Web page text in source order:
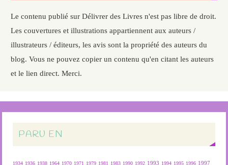
Le contenu publié sur Délivrer des Livres n'est pas libre de droit.
Les couvertures et illustrations appartiennent aux auteurs /
illustrateurs / éditeurs, les avis sont la propriété des auteurs du
blog. Vous ne pouvez copier un contenu qu'en citant les auteurs
et le lien direct. Merci.
PARU EN
1934 1936 1938 1964 1970 1971 1979 1981 1983 1990 1992 1993 1994 1995 1996 1997